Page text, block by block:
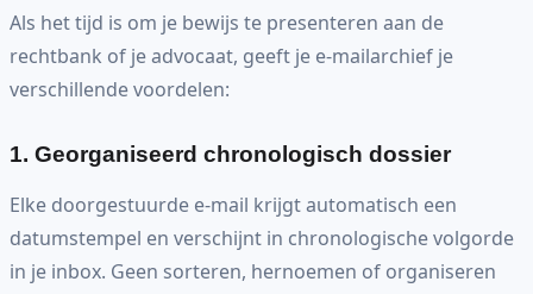
Als het tijd is om je bewijs te presenteren aan de
rechtbank of je advocaat, geeft je e-mailarchief je
verschillende voordelen:
1. Georganiseerd chronologisch dossier
Elke doorgestuurde e-mail krijgt automatisch een
datumstempel en verschijnt in chronologische volgorde
in je inbox. Geen sorteren, hernoemen of organiseren